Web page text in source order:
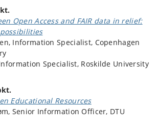
Open Access and FAIR data in relief:
Information Specialist, Copenhagen
Specialist, Roskilde University
Educational Resources
Senior Information Officer, DTU